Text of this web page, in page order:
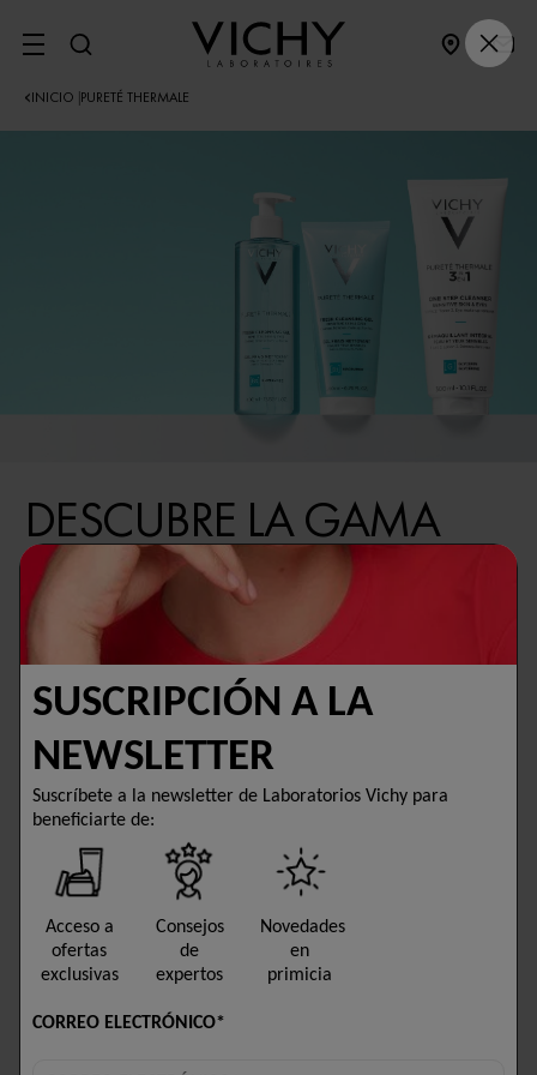
SITE MENU
INICIO PURETÉ THERMALE
DESCUBRE LA GAMA
PURETÉ THERMALE
La gama Pureté Thermale de Vichy ofrece
productos limpiadores y desmaquillantes
diseñados para eliminar impurezas y respetar
la piel, incluso la más sensible. Sus fórmulas
ayudan a limpiar, tonificar y aportar confort
sin resecar la piel.
SUSCRIPCIÓN A LA
NEWSLETTER
Suscríbete a la newsletter de Laboratorios Vichy para
beneficiarte de:
Acceso a
ofertas
exclusivas
Consejos
de
expertos
Novedades
en
primicia
CORREO ELECTRÓNICO*